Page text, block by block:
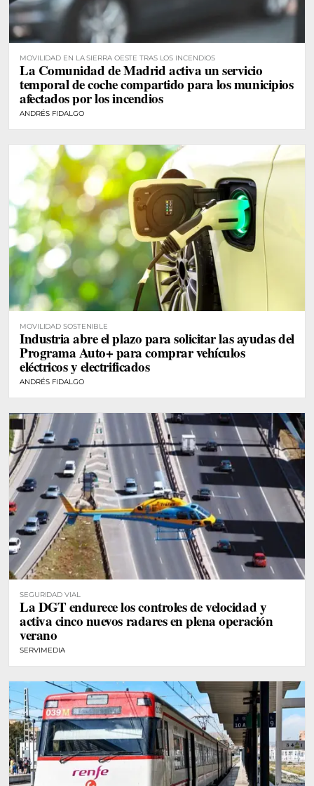
MOVILIDAD EN LA SIERRA OESTE TRAS LOS INCENDIOS
La Comunidad de Madrid activa un servicio
temporal de coche compartido para los municipios
afectados por los incendios
ANDRÉS FIDALGO
MOVILIDAD SOSTENIBLE
Industria abre el plazo para solicitar las ayudas del
Programa Auto+ para comprar vehículos
eléctricos y electrificados
ANDRÉS FIDALGO
SEGURIDAD VIAL
La DGT endurece los controles de velocidad y
activa cinco nuevos radares en plena operación
verano
SERVIMEDIA